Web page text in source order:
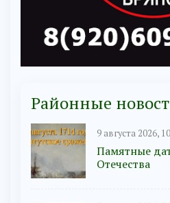
Районные
9 августа 2026,
Памятные
Отечества